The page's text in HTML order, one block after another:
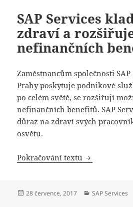
SAP Services
zdraví a
nefinančních
Zaměstnancům společnosti
Prahy poskytuje podnikové
po celém světě, se rozšiřují
nefinančních benefitů. SAP
důraz na zdraví svých
osvětu.
Pokračování textu SAP
Publikováno:
28 července, 2017 Rubriky:
SAP Services